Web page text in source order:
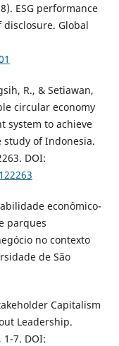
ESG performance
Global
R., & Setiawan,
circular economy
system to achieve
study of Indonesia.
DOI:
econômico-
parques
no contexto
de São
Capitalism
Leadership.
7. DOI: